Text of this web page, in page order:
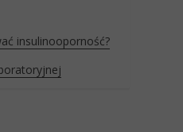
insulinooporność?